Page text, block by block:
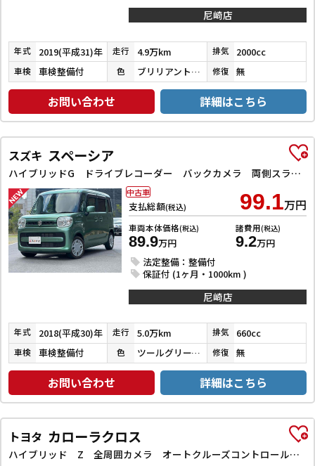
尼崎店
年式 2019(平成31)年 走行 4.9万km 排気 2000cc
車検 車検整備付 色 ブリリアントホワイトパール３コートパール 修復 無
お問い合わせ 詳細はこちら
スズキ スペーシア
ハイブリッドG ドライブレコーダー バックカメラ 両側スライドドア ナビ TV スマートキー アイドリングストップ 電動格納ミラー ベンチシート CVT ESC CD DVD再生 Bluetooth エアコン
支払総額(税込) 99.1万円
車両本体価格(税込)
89.9万円
諸費用(税込)
9.2万円
法定整備：整備付
保証付 (1ヶ月・1000km )
中古車
尼崎店
年式 2018(平成30)年 走行 5.0万km 排気 660cc
車検 車検整備付 色 ツールグリーンパールメタリック 修復 無
お問い合わせ 詳細はこちら
トヨタ カローラクロス
ハイブリッド Z 全周囲カメラ オートクルーズコントロール レーンアシスト パワーシート 衝突被害軽減システム ナビ TV オートライト LEDヘッドランプ ヘッドライトウォッシャー 電動リアゲート アルミホイール